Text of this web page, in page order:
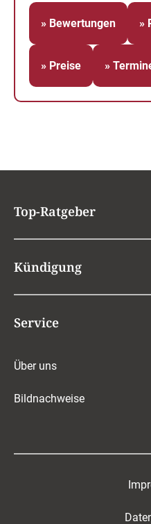
» Bewertungen »
» Preise »
Top-Ratgeber
Kündigung
Service
Über uns
Bildnachweise